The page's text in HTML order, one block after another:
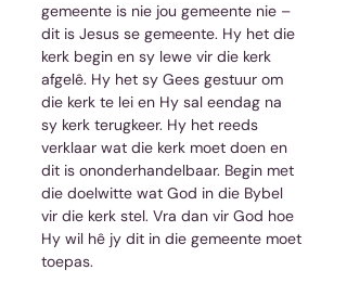
gemeente is nie jou gemeente nie –
dit is Jesus se gemeente. Hy het die
kerk begin en sy lewe vir die kerk
afgelê. Hy het sy Gees gestuur om
die kerk te lei en Hy sal eendag na
sy kerk terugkeer. Hy het reeds
verklaar wat die kerk moet doen en
dit is ononderhandelbaar. Begin met
die doelwitte wat God in die Bybel
vir die kerk stel. Vra dan vir God hoe
Hy wil hê jy dit in die gemeente moet
toepas.